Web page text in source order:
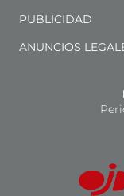
PUBLICIDAD
ANUNCIOS